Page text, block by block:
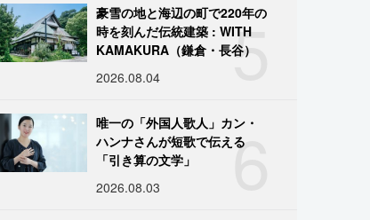
5
豪雪の地と海辺の町で220年の
時を刻んだ伝統建築 : WITH
KAMAKURA（鎌倉・長谷）
2026.08.04
6
唯一の「外国人歌人」カン・
ハンナさんが短歌で伝える
「引き算の文学」
2026.08.03